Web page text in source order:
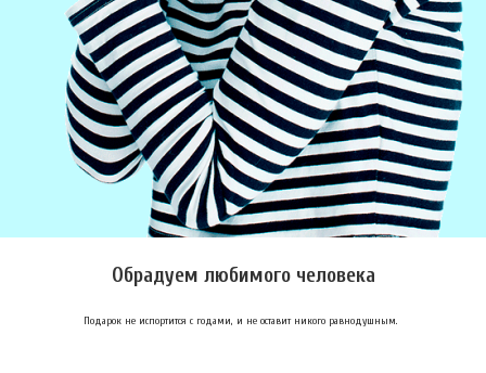
Обрадуем любимого человека
Подарок не испортится с годами, и не оставит никого равнодушным.